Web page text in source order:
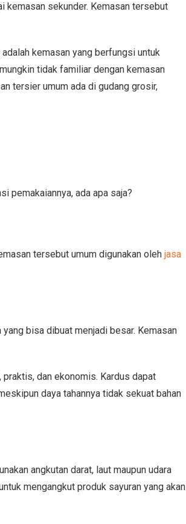
kemasan sekunder. Kemasan tersebut
kemasan yang berfungsi untuk
tidak familiar dengan kemasan
tersier umum ada di gudang grosir,
pemakaiannya, ada apa saja?
tersebut umum digunakan oleh jasa
bisa dibuat menjadi besar. Kemasan
dan ekonomis. Kardus dapat
daya tahannya tidak sekuat bahan
angkutan darat, laut maupun udara
mengangkut produk sayuran yang akan